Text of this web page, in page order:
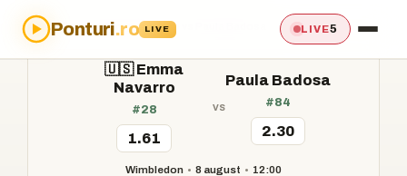
Ponturi.ro LIVE LIVE5
Acasă›Ponturi›Emma Navarro vs Paula Badosa
🇺🇸 Emma
Navarro
#28
1.61
vs
Paula Badosa
#84
2.30
Wimbledon • 8 august • 12:00